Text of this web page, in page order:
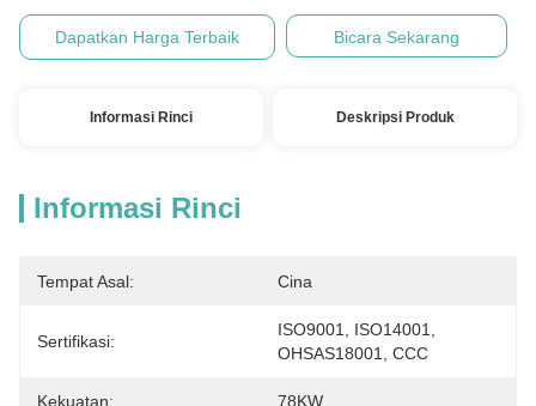
Dapatkan Harga Terbaik Bicara Sekarang
Informasi Rinci Deskripsi Produk
Informasi Rinci
Tempat Asal: Cina
Sertifikasi:
ISO9001, ISO14001,
OHSAS18001, CCC
Kekuatan: 78KW